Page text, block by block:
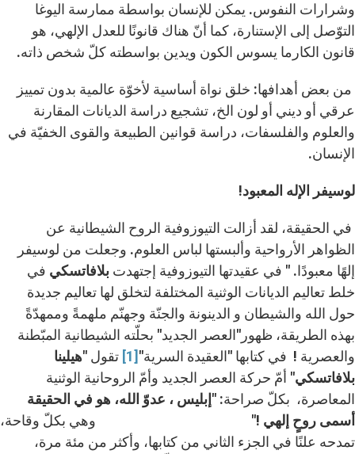
وشرارات النفوس. يمكن للإنسان بواسطة ممارسة اليوغا
التوّصل إلى الإستنارة، كما أنّ هناك قانونًا للعدل الإلهي، هو
قانون الكارما يسوس الكون ويدين بواسطته كلّ شخص ذاته.
من بعض أهدافها: خلق نواة أساسية لأخوّة عالمية بدون تمييز
عرقي أو ديني أو لون الخ، تشجيع دراسة الديانات المقارنة
والعلوم والفلسفات، دراسة قوانين الطبيعة والقوى الخفيّة في
الإنسان.
لوسيفر الإله المعبود!
في الحقيقة، لقد أزالت التيوزوفية الروح الشيطانية عن
الظواهر الأرواحية وألبستها لباس العلوم. وجعلت من لوسيفر
إلهًا معبودًا. " في عقيدتها التيوزوفية إجتهدت بلافاتسكي في
خلط تعاليم الديانات الوثنية المختلفة لتخلق لها تعاليم جديدة
حول الله والشيطان و الدينونة والجنّة وجهنّم ملهمةً وممهدّةً
بهذه الطريقة، ظهور"العصر الجديد" بحلّته الشيطانية المبّطنة
والعصرية ! في كتابها "العقيدة السرية" [1] تقول "هيلينا
بلافاتسكي" أمّ حركة العصر الجديد وأمّ الروحانية الوثنية
المعاصرة، بكلّ صراحة: "إبليس ، عدوّ الله، هو في الحقيقة
أسمى روحٍ إلهي !" وهي بكلّ وقاحة،
ٍتمدحه علنًا في الجزء الثاني من كتابها، وأكثر من مئة مرة،